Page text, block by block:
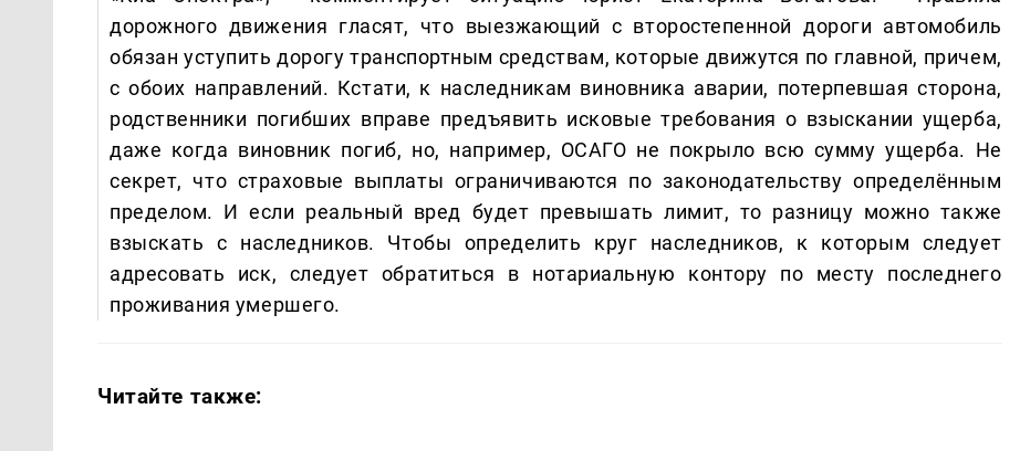
дорожного движения гласят, что выезжающий с второстепенной дороги автомобиль
обязан уступить дорогу транспортным средствам, которые движутся по главной, причем,
с обоих направлений. Кстати, к наследникам виновника аварии, потерпевшая сторона,
родственники погибших вправе предъявить исковые требования о взыскании ущерба,
даже когда виновник погиб, но, например, ОСАГО не покрыло всю сумму ущерба. Не
секрет, что страховые выплаты ограничиваются по законодательству определённым
пределом. И если реальный вред будет превышать лимит, то разницу можно также
взыскать с наследников. Чтобы определить круг наследников, к которым следует
адресовать иск, следует обратиться в нотариальную контору по месту последнего
проживания умершего.
Читайте также: